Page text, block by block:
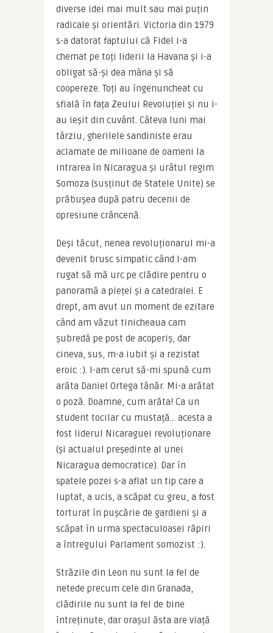
diverse idei mai mult sau mai puțin
radicale și orientări. Victoria din 1979
s-a datorat faptului că Fidel i-a
chemat pe toți liderii la Havana și i-a
obligat să-și dea mâna și să
coopereze. Toți au îngenuncheat cu
sfială în fața Zeului Revoluției și nu i-
au ieșit din cuvânt. Câteva luni mai
târziu, gherilele sandiniste erau
aclamate de milioane de oameni la
intrarea în Nicaragua și urâtul regim
Somoza (susținut de Statele Unite) se
prăbușea după patru decenii de
opresiune crâncenă.
Deși tăcut, nenea revoluționarul mi-a
devenit brusc simpatic când l-am
rugat să mă urc pe clădire pentru o
panoramă a pieței și a catedralei. E
drept, am avut un moment de ezitare
când am văzut tinicheaua cam
șubredă pe post de acoperiș, dar
cineva, sus, m-a iubit și a rezistat
eroic :). I-am cerut să-mi spună cum
arăta Daniel Ortega tânăr. Mi-a arătat
o poză. Doamne, cum arăta! Ca un
student tocilar cu mustață… acesta a
fost liderul Nicaraguei revoluționare
(și actualul președinte al unei
Nicaragua democratice). Dar în
spatele pozei s-a aflat un tip care a
luptat, a ucis, a scăpat cu greu, a fost
torturat în pușcărie de gardieni și a
scăpat în urma spectaculoasei răpiri
a întregului Parlament somozist :).
Străzile din Leon nu sunt la fel de
netede precum cele din Granada,
clădirile nu sunt la fel de bine
întreținute, dar orașul ăsta are viață